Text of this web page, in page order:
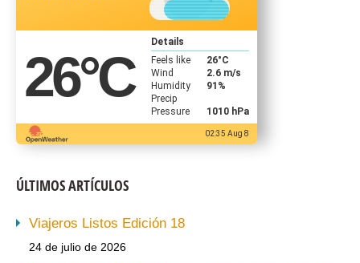
26°C
Details
Feels like
26°C
Wind
2.6 m/s
Humidity
91%
Precip
Pressure
1010 hPa
02:35 Aug 8
ÚLTIMOS ARTÍCULOS
Viajeros Listos Edición 18
24 de julio de 2026